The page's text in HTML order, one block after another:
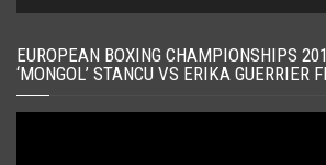
EUROPEAN BOXING CHAMPIONSHIPS
‘MONGOL’ STANCU VS ERIKA GUERRIER